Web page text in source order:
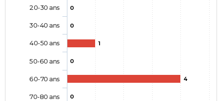
0
0
1
0
4
0
20-30 ans
30-40 ans
40-50 ans
50-60 ans
60-70 ans
70-80 ans